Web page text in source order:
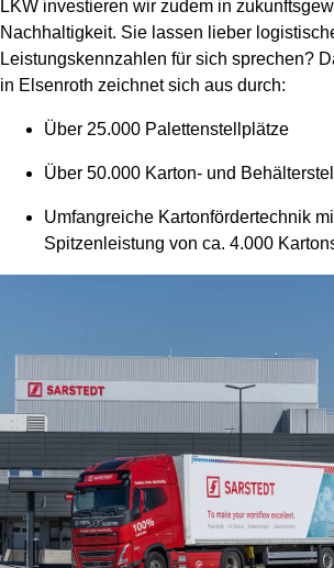
LKW investieren wir zudem in
Nachhaltigkeit. Sie lassen lieber
Leistungskennzahlen für sich sprechen?
in Elsenroth zeichnet sich aus durch:
Über 25.000 Palettenstellplätze
Über 50.000 Karton- und
Umfangreiche Kartonfördertechnik
Spitzenleistung von ca. 4.000